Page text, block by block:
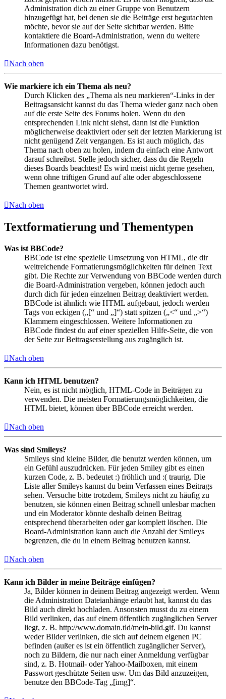
Administration dich zu einer Gruppe von Benutzern
hinzugefügt hat, bei denen sie die Beiträge erst begutachten
möchte, bevor sie auf der Seite sichtbar werden. Bitte
kontaktiere die Board-Administration, wenn du weitere
Informationen dazu benötigst.
Nach oben
Wie markiere ich ein Thema als neu?
Durch Klicken des „Thema als neu markieren“-Links in der
Beitragsansicht kannst du das Thema wieder ganz nach oben
auf die erste Seite des Forums holen. Wenn du den
entsprechenden Link nicht siehst, dann ist die Funktion
möglicherweise deaktiviert oder seit der letzten Markierung ist
nicht genügend Zeit vergangen. Es ist auch möglich, das
Thema nach oben zu holen, indem du einfach eine Antwort
darauf schreibst. Stelle jedoch sicher, dass du die Regeln
dieses Boards beachtest! Es wird meist nicht gerne gesehen,
wenn ohne triftigen Grund auf alte oder abgeschlossene
Themen geantwortet wird.
Nach oben
Textformatierung und Thementypen
Was ist BBCode?
BBCode ist eine spezielle Umsetzung von HTML, die dir
weitreichende Formatierungsmöglichkeiten für deinen Text
gibt. Die Rechte zur Verwendung von BBCode werden durch
die Board-Administration vergeben, können jedoch auch
durch dich für jeden einzelnen Beitrag deaktiviert werden.
BBCode ist ähnlich wie HTML aufgebaut, jedoch werden
Tags von eckigen („[“ und „]“) statt spitzen („<“ und „>“)
Klammern eingeschlossen. Weitere Informationen zu
BBCode findest du auf einer speziellen Hilfe-Seite, die von
der Seite zur Beitragserstellung aus zugänglich ist.
Nach oben
Kann ich HTML benutzen?
Nein, es ist nicht möglich, HTML-Code in Beiträgen zu
verwenden. Die meisten Formatierungsmöglichkeiten, die
HTML bietet, können über BBCode erreicht werden.
Nach oben
Was sind Smileys?
Smileys sind kleine Bilder, die benutzt werden können, um
ein Gefühl auszudrücken. Für jeden Smiley gibt es einen
kurzen Code, z. B. bedeutet :) fröhlich und :( traurig. Die
Liste aller Smileys kannst du beim Verfassen eines Beitrags
sehen. Versuche bitte trotzdem, Smileys nicht zu häufig zu
benutzen, sie können einen Beitrag schnell unlesbar machen
und ein Moderator könnte deshalb deinen Beitrag
entsprechend überarbeiten oder gar komplett löschen. Die
Board-Administration kann auch die Anzahl der Smileys
begrenzen, die du in einem Beitrag benutzen kannst.
Nach oben
Kann ich Bilder in meine Beiträge einfügen?
Ja, Bilder können in deinem Beitrag angezeigt werden. Wenn
die Administration Dateianhänge erlaubt hat, kannst du das
Bild auch direkt hochladen. Ansonsten musst du zu einem
Bild verlinken, das auf einem öffentlich zugänglichen Server
liegt, z. B. http://www.domain.tld/mein-bild.gif. Du kannst
weder Bilder verlinken, die sich auf deinem eigenen PC
befinden (außer es ist ein öffentlich zugänglicher Server),
noch zu Bildern, die nur nach einer Anmeldung verfügbar
sind, z. B. Hotmail- oder Yahoo-Mailboxen, mit einem
Passwort geschützte Seiten usw. Um das Bild anzuzeigen,
benutze den BBCode-Tag „[img]“.